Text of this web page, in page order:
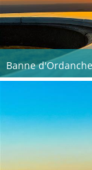
Banne